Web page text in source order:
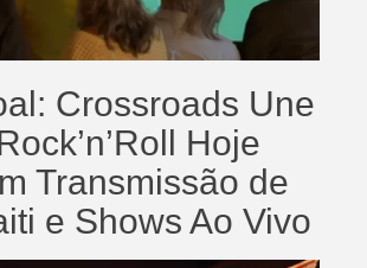
Crossroads Une
Hoje
Transmissão de
e Shows Ao Vivo